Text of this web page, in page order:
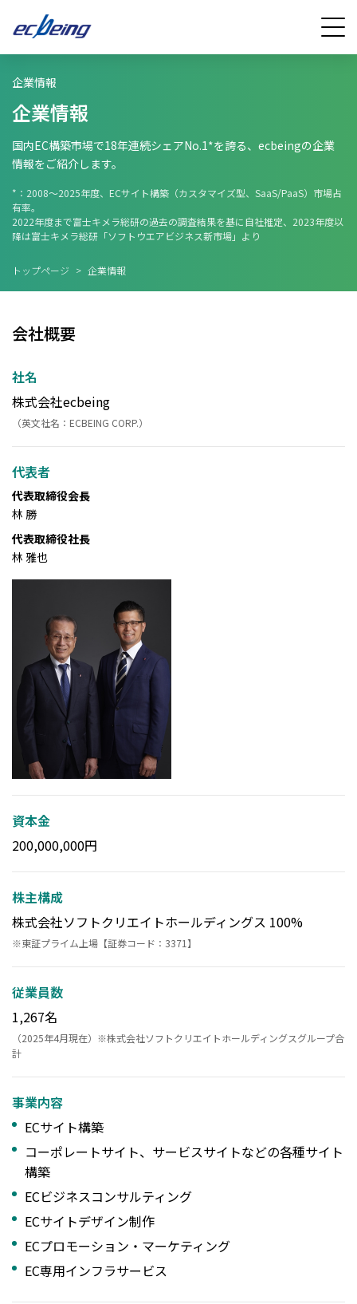
企業情報
企業情報
国内EC構築市場で18年連続シェアNo.1*を誇る、ecbeingの企業
情報をご紹介します。
*：2008～2025年度、ECサイト構築（カスタマイズ型、SaaS/PaaS）市場占
有率。
2022年度まで富士キメラ総研の過去の調査結果を基に自社推定、2023年度以
降は富士キメラ総研「ソフトウエアビジネス新市場」より
トップページ > 企業情報
会社概要
社名
株式会社ecbeing
（英文社名：ECBEING CORP.）
代表者
代表取締役会長
林 勝
代表取締役社長
林 雅也
資本金
200,000,000円
株主構成
株式会社ソフトクリエイトホールディングス 100%
※東証プライム上場【証券コード：3371】
従業員数
1,267名
（2025年4月現在）※株式会社ソフトクリエイトホールディングスグループ合
計
事業内容
ECサイト構築
コーポレートサイト、サービスサイトなどの各種サイト
構築
ECビジネスコンサルティング
ECサイトデザイン制作
ECプロモーション・マーケティング
EC専用インフラサービス